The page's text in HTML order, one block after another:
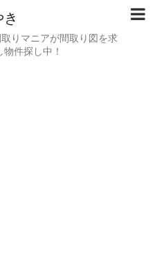
りマニアが間取り図を求
件探し中！